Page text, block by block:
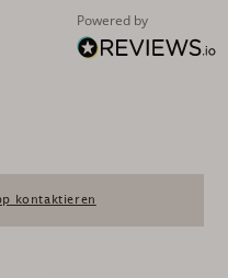
Powered by
kontaktieren